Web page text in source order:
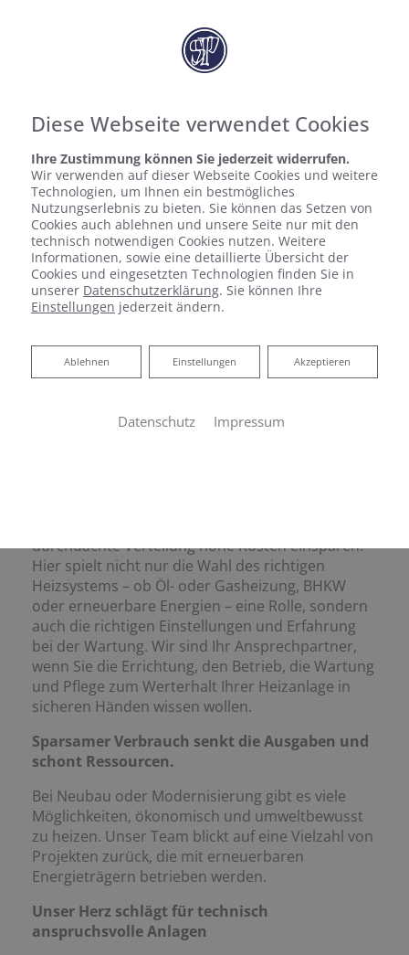
HAUSTECHNIK GMBH
Anspruchsvolle Anlagen – ein
Spezialist
durchdachte Verteilung hohe Kosten einsparen.
Hier spielt nicht nur die Wahl des richtigen
Heizsystems – ob Öl- oder Gasheizung, BHKW
oder erneuerbare Energien – eine Rolle, sondern
auch die richtigen Einstellungen und Erfahrung
bei der Wartung. Wir sind Ihr Ansprechpartner,
wenn Sie die Errichtung, den Betrieb, die Wartung
und Pflege zum Werterhalt Ihrer Heizanlage in
sicheren Händen wissen wollen.
Sparsamer Verbrauch senkt die Ausgaben und
schont Ressourcen.
Bei Neubau oder Modernisierung gibt es viele
Möglichkeiten, ökonomisch und umweltbewusst
zu heizen. Unser Team blickt auf eine Vielzahl von
Projekten zurück, die mit erneuerbaren
Energieträgern betrieben werden.
Unser Herz schlägt für technisch
anspruchsvolle Anlagen
Diese Webseite verwendet Cookies
Ihre Zustimmung können Sie jederzeit widerrufen.
Wir verwenden auf dieser Webseite Cookies und weitere
Technologien, um Ihnen ein bestmögliches
Nutzungserlebnis zu bieten. Sie können das Setzen von
Cookies auch ablehnen und unsere Seite nur mit den
technisch notwendigen Cookies nutzen. Weitere
Informationen, sowie eine detaillierte Übersicht der
Cookies und eingesetzten Technologien finden Sie in
unserer Datenschutzerklärung. Sie können Ihre
Einstellungen jederzeit ändern.
Akzeptieren
Einstellungen
Ablehnen
Ablehnen
Datenschutz Impressum